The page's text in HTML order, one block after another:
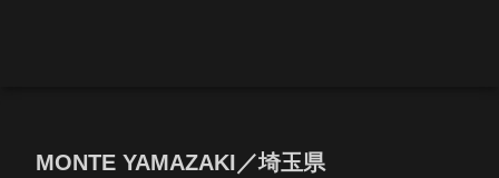
MONTE YAMAZAKI／埼玉県